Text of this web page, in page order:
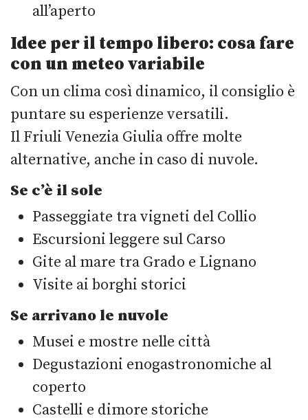
all’aperto
Idee per il tempo libero: cosa fare
con un meteo variabile
Con un clima così dinamico, il consiglio è
puntare su esperienze versatili.
Il Friuli Venezia Giulia offre molte
alternative, anche in caso di nuvole.
Se c’è il sole
Passeggiate tra vigneti del Collio
Escursioni leggere sul Carso
Gite al mare tra Grado e Lignano
Visite ai borghi storici
Se arrivano le nuvole
Musei e mostre nelle città
Degustazioni enogastronomiche al
coperto
Castelli e dimore storiche